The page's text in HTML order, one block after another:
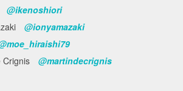
@ikenoshiori
@ionyamazaki
Crignis @martindecrignis